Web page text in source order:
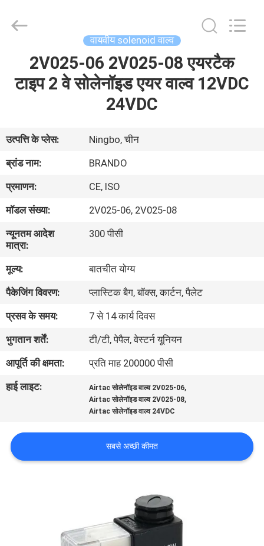
हमारे
बारे
में
कारखाने
का
गुणवत्ता
नियंत्रण
हमसे
संपर्क
करें
उद्धरण
मांगें
वायवीय solenoid वाल्व
2V025-06 2V025-08 एयरटैक
टाइप 2 वे सोलेनॉइड एयर वाल्व 12VDC
24VDC
उत्पत्ति के प्लेस:
Ningbo, चीन
ब्रांड नाम:
BRANDO
प्रमाणन:
CE, ISO
मॉडल संख्या:
2V025-06, 2V025-08
न्यूनतम आदेश
मात्रा:
300 पीसी
मूल्य:
बातचीत योग्य
पैकेजिंग विवरण:
प्लास्टिक बैग, बॉक्स, कार्टन, पैलेट
प्रसव के समय:
7 से 14 कार्य दिवस
भुगतान शर्तें:
टी/टी, पेपैल, वेस्टर्न यूनियन
आपूर्ति की क्षमता:
प्रति माह 200000 पीसी
हाई लाइट:
Airtac सोलेनॉइड वाल्व 2V025-06,
Airtac सोलेनॉइड वाल्व 2V025-08,
Airtac सोलेनॉइड वाल्व 24VDC
सबसे अच्छी कीमत